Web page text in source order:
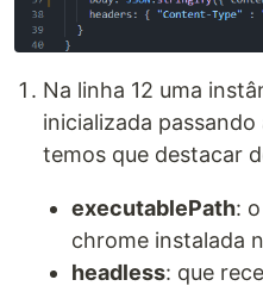
Na linha 12 uma
inicializada
temos que destacar
executablePath:
chrome instalada
headless: que